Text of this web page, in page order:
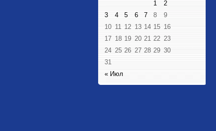
« Июл
1
2
3
4 5 6 7 8
9
10 11 12 13 14 15 16
17 18 19 20 21 22 23
24 25 26 27 28 29 30
31